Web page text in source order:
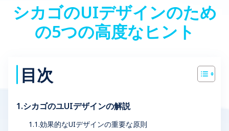
シカゴのUIデザインのため
の5つの高度なヒント
目次
1.シカゴのユUIデザインの解説
1.1.効果的なUIデザインの重要な原則